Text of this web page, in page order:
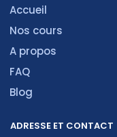
Accueil
Nos cours
A propos
FAQ
Blog
ADRESSE ET CONTACT